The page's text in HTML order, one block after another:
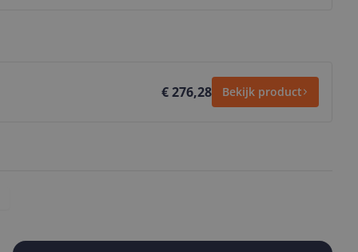
€ 276,28 Bekijk product